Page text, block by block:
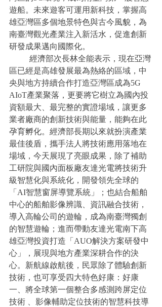
遊船。未來遊客可運用新科技，掌握高
雄亞灣區多個地景特色與古今風貌，為
南臺灣觀光產業注入新活水，促進創新
研發成果邁向國際化。
區已經是高雄發展最為熱絡的區域，中
央與地方持續合作打造亞灣區成為5G
AIoT產業聚落，更要將它樹立為國內投
資額最大、最完整的實證場域，讓更多
業者廠商的創新技術與能量，能夠在此
孕育孵化。經濟部長期以來就扮演產業
最佳後盾，攜手法人將技術應用落地在
場域，今天展現了亮眼成果，除了補助
工研院與國內面板廠友達光電將技術升
級智慧化與系統化，開發領先全球的
「AI智慧窗屏導覽系統」；也結合船舶
中心的船舶影像辨識、資訊融合技術，
導入高輪公司的遊輪，成為南臺灣獨創
的智慧遊輪；進而帶動友達光電南下高
雄亞灣投資打造「AUO解決方案研發中
心」，展現與地方產業深耕合作的決
心。新航線啟航後，民眾除了體驗創新
技術，也可享受四大特色好康：好康
一、將全球第一個整合多感測跨屏定位
技術 、影像輔助定位技術的智慧科技導